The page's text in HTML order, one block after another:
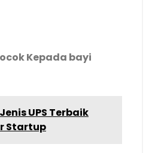
Kepada bayi
UPS Terbaik
Startup